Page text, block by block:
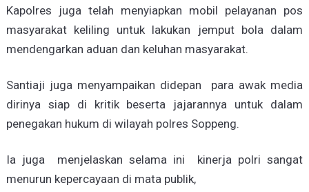
Kapolres juga telah menyiapkan mobil pelayanan pos
masyarakat keliling untuk lakukan jemput bola dalam
mendengarkan aduan dan keluhan masyarakat.
Santiaji juga menyampaikan didepan para awak media
dirinya siap di kritik beserta jajarannya untuk dalam
penegakan hukum di wilayah polres Soppeng.
Ia juga menjelaskan selama ini kinerja polri sangat
menurun kepercayaan di mata publik,